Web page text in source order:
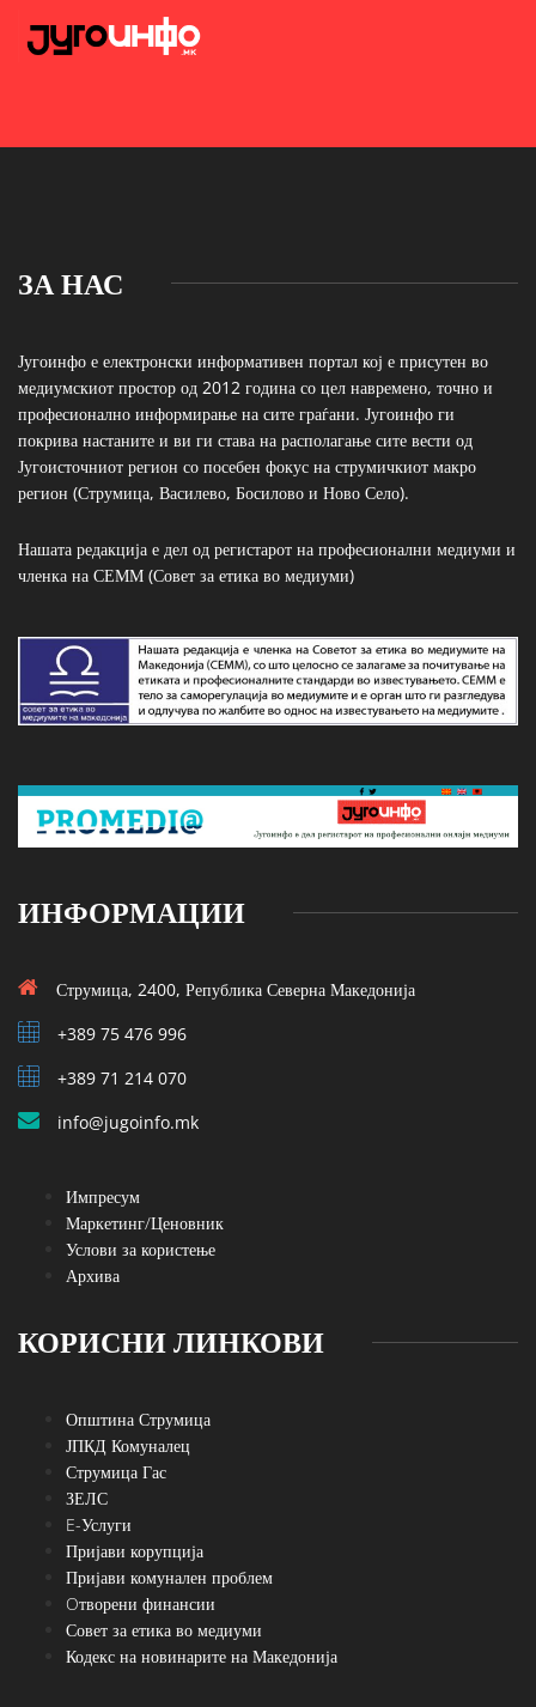
ЗА НАС
Југоинфо е електронски информативен портал кој е присутен во
медиумскиот простор од 2012 година со цел навремено, точно и
професионално информирање на сите граѓани. Југоинфо ги
покрива настаните и ви ги става на располагање сите вести од
Југоисточниот регион со посебен фокус на струмичкиот макро
регион (Струмица, Василево, Босилово и Ново Село).
Нашата редакција е дел од регистарот на професионални медиуми и
членка на СЕММ (Совет за етика во медиуми)
ИНФОРМАЦИИ
Струмица, 2400, Република Северна Македонија
+389 75 476 996
+389 71 214 070
info@jugoinfo.mk
Импресум
Маркетинг/Ценовник
Услови за користење
Архива
КОРИСНИ ЛИНКОВИ
Општина Струмица
ЈПКД Комуналец
Струмица Гас
ЗЕЛС
E-Услуги
Пријави корупција
Пријави комунален проблем
Oтворени финансии
Совет за етика во медиуми
Кодекс на новинарите на Македонија